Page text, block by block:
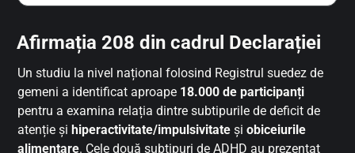
designed studies that can account for
confounds are necessary to confirm the
Afirmația 208 din cadrul Declarației
Un studiu la nivel național folosind Registrul suedez de
gemeni a identificat aproape 18.000 de participanți
pentru a examina relația dintre subtipurile de deficit de
atenție șihiperactivitate/impulsivitate șiobiceiurile
alimentare. Cele două subtipuri de ADHD au prezentat